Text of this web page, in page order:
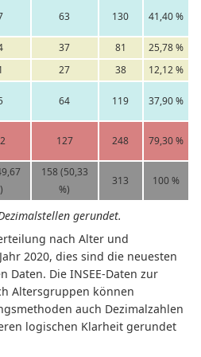
63 130 41,40 %
37 81
25,78 %
27 38
12,12 %
64 119 37,90 %
127 248 79,30 %
158 (50,33
%)
313 100 %
gerundet.
nach Alter und
2020, dies sind die neuesten
Daten. Die INSEE-Daten zur
Altersgruppen können
auch Dezimalzahlen
logischen Klarheit gerundet